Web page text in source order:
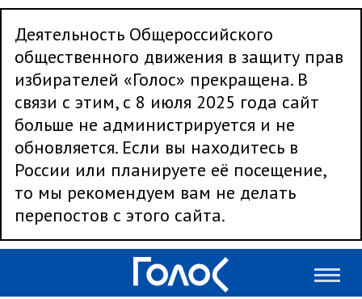
Деятельность Общероссийского
общественного движения в защиту прав
избирателей «Голос» прекращена. В
связи с этим, с 8 июля 2025 года сайт
больше не администрируется и не
обновляется. Если вы находитесь в
России или планируете её посещение,
то мы рекомендуем вам не делать
перепостов с этого сайта.